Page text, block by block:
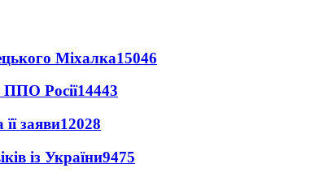
Міхалка15046
ППО Росії14443
заяви12028
із України9475